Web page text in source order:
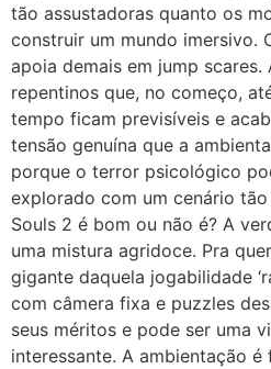
tão assustadoras quanto os
construir um mundo imersivo.
apoia demais em jump scares.
repentinos que, no começo,
tempo ficam previsíveis e
tensão genuína que a
porque o terror psicológico
explorado com um cenário
Souls 2 é bom ou não é? A
uma mistura agridoce. Pra
gigante daquela jogabilidade
com câmera fixa e puzzles
seus méritos e pode ser uma
interessante. A ambientação